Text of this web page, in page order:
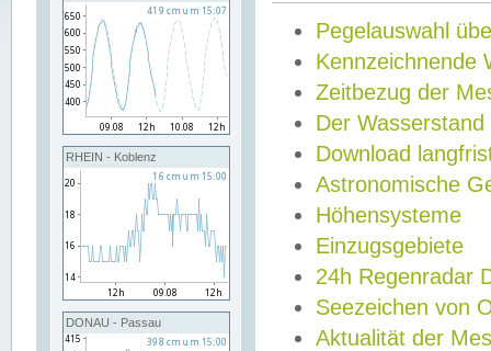
RHEIN - Koblenz
DONAU - Passau
Pegelauswahl
Kennzeichnende
Zeitbezug der
Der Wasserstand
Download
Astronomische
Höhensysteme
Einzugsgebiete
24h Regenradar
Seezeichen von
Aktualität der